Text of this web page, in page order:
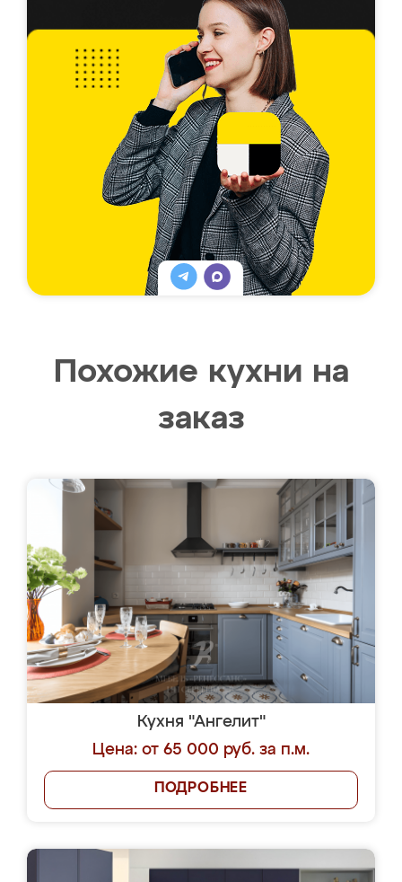
Похожие кухни на
заказ
Кухня "Ангелит"
Цена: от 65 000 руб. за п.м.
ПОДРОБНЕЕ